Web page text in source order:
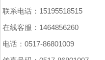
联系电话：15195518515
在线客服：1464856260
电话：0517-86801009